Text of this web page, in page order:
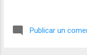
Publicar un